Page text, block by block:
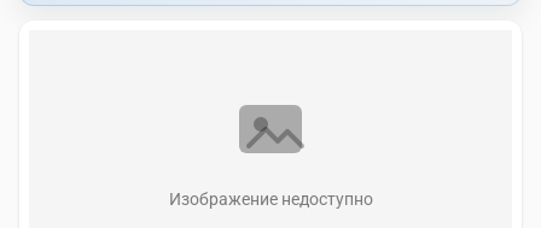
Изображение недоступно